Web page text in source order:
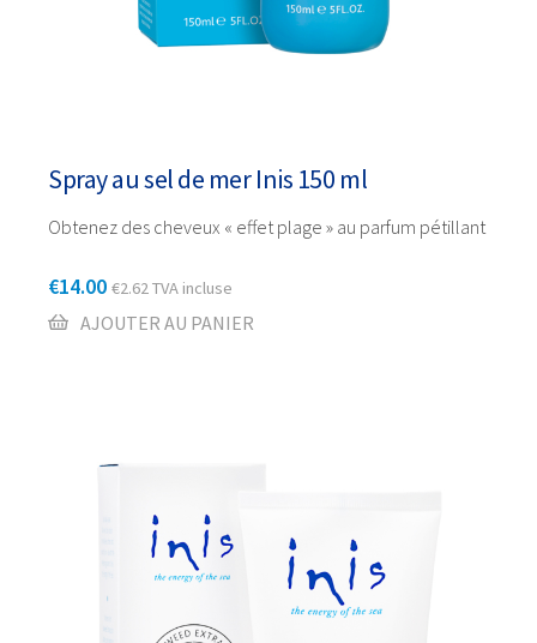
Spray au sel de mer Inis 150 ml
Obtenez des cheveux « effet plage » au parfum pétillant
€14.00 €2.62 TVA incluse
AJOUTER AU PANIER